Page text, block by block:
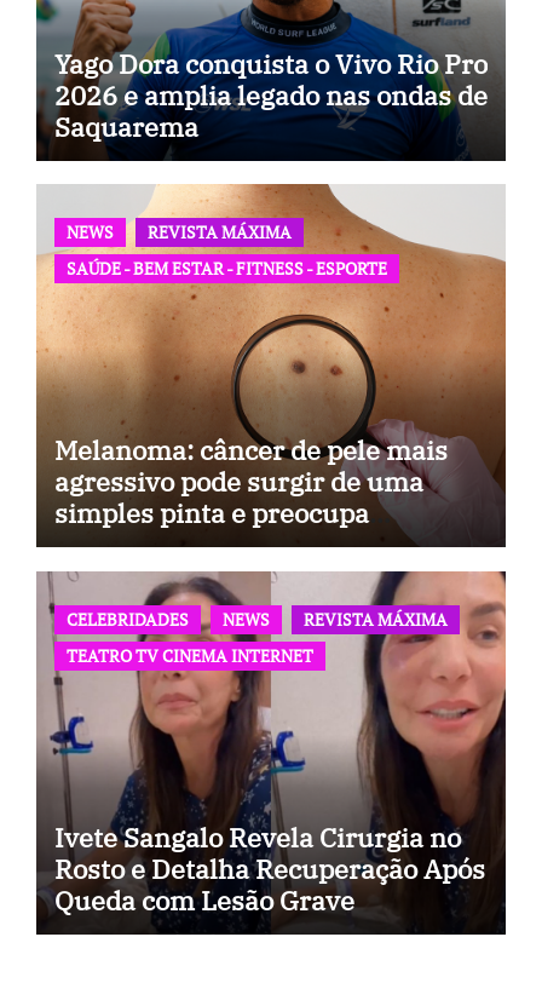
Yago Dora conquista o Vivo Rio Pro
2026 e amplia legado nas ondas de
Saquarema
NEWS
REVISTA MÁXIMA
SAÚDE - BEM ESTAR - FITNESS - ESPORTE
Melanoma: câncer de pele mais
agressivo pode surgir de uma
simples pinta e preocupa
especialistas
CELEBRIDADES NEWS
REVISTA MÁXIMA
TEATRO TV CINEMA INTERNET
Ivete Sangalo Revela Cirurgia no
Rosto e Detalha Recuperação Após
Queda com Lesão Grave